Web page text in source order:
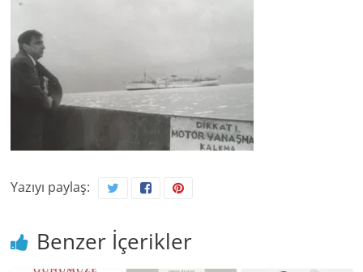
Yazıyı paylaş:
Benzer İçerikler